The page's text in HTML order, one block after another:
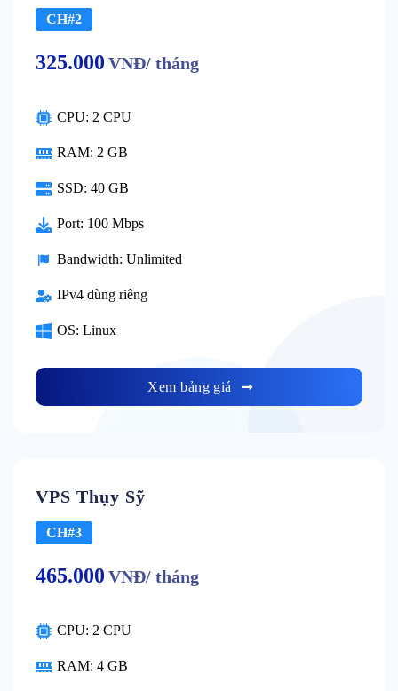
CH#2
325.000 VNĐ/ tháng
CPU: 2 CPU
RAM: 2 GB
SSD: 40 GB
Port: 100 Mbps
Bandwidth: Unlimited
IPv4 dùng riêng
OS: Linux
Xem bảng giá
VPS Thụy Sỹ
CH#3
465.000 VNĐ/ tháng
CPU: 2 CPU
RAM: 4 GB